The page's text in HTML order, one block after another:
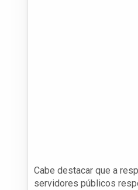
Cabe destacar que a
servidores públicos